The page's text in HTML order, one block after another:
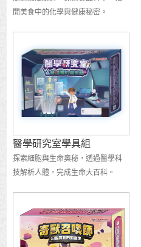
開美食中的化學與健康秘密。
醫學研究室學具組
探索細胞與生命奧秘，透過醫學科
技解析人體，完成生命大百科。